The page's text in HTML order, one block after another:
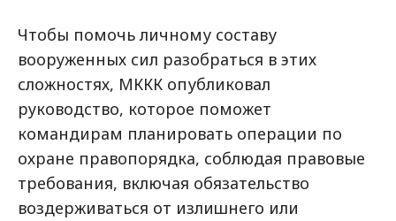
Чтобы помочь личному составу
вооруженных сил разобраться в этих
сложностях, МККК опубликовал
руководство, которое поможет
командирам планировать операции по
охране правопорядка, соблюдая правовые
требования, включая обязательство
воздерживаться от излишнего или